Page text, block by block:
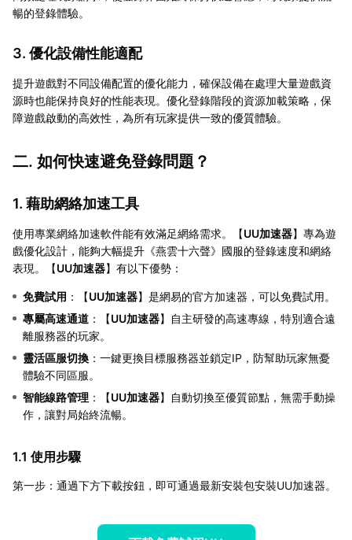
暢的登錄體驗。
3. 優化設備性能適配
提升遊戲對不同設備配置的優化能力，確保設備在處理大量遊戲資
源時也能保持良好的性能表現。優化登錄階段的資源加載策略，保
障遊戲啟動的高效性，為所有玩家提供一致的優質體驗。
二. 如何快速避免登錄問題？
1. 藉助網絡加速工具
使用專業網絡加速軟件能有效滿足網絡需求。【UU加速器】專為遊
戲優化設計，能夠大幅提升《燕雲十六聲》國服的登錄速度和網絡
表現。【UU加速器】有以下優勢：
免費試用 ：【UU加速器】是網易的官方加速器，可以免費試用。
專屬高速通道 ：【UU加速器】自主研發的高速專線，特別適合遠
離服務器的玩家。
靈活區服切換 ：一鍵更換目標服務器並鎖定IP，防幫助玩家無憂
體驗不同區服。
智能線路管理 ：【UU加速器】自動切換至優質節點，無需手動操
作，讓對局始終流暢。
1.1 使用步驟
第一步：通過下方下載按鈕，即可通過最新安裝包安裝UU加速器。